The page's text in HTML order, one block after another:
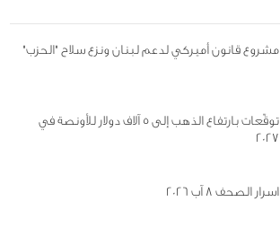
مشروع قانون أميركي لدعم لبنان ونزع سلاح "الحزب"
توقّعات بارتفاع الذهب إلى 5 آلاف دولار للأونصة في
2027
اسرار الصحف 8 آب 2026